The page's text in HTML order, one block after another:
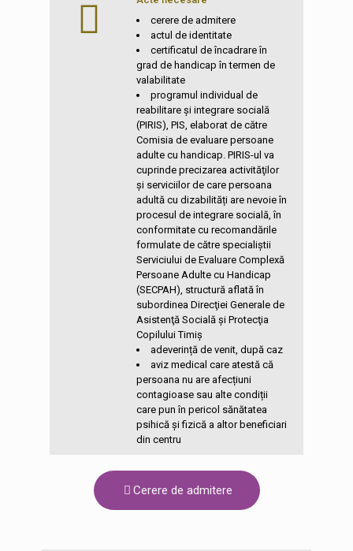
cerere de admitere
actul de identitate
certificatul de încadrare în
grad de handicap în termen de
valabilitate
programul individual de
reabilitare şi integrare socială
(PIRIS), PIS, elaborat de către
Comisia de evaluare persoane
adulte cu handicap. PIRIS-ul va
cuprinde precizarea activităţilor
şi serviciilor de care persoana
adultă cu dizabilități are nevoie în
procesul de integrare socială, în
conformitate cu recomandările
formulate de către specialiştii
Serviciului de Evaluare Complexă
Persoane Adulte cu Handicap
(SECPAH), structură aflată în
subordinea Direcţiei Generale de
Asistenţă Socială şi Protecţia
Copilului Timiș
adeverință de venit, după caz
aviz medical care atestă că
persoana nu are afecțiuni
contagioase sau alte condiții
care pun în pericol sănătatea
psihică și fizică a altor beneficiari
din centru
Cerere de admitere